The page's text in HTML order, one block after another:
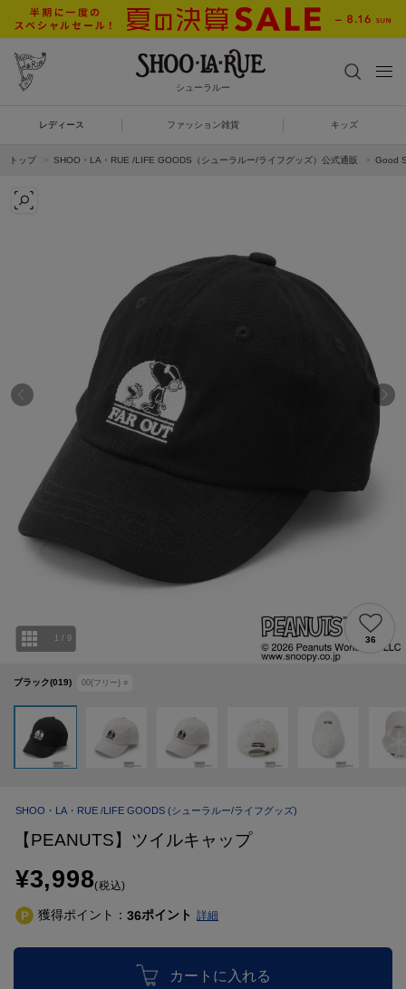
シューラルー
レディース ファッション雑貨 キッズ
トップ SHOO・LA・RUE /LIFE GOODS（シューラルー/ライフグッズ）公式通販 Good
ブラック(019) 00(フリー) ○
1 / 9 36
SHOO・LA・RUE /LIFE GOODS (シューラルー/ライフグッズ)
【PEANUTS】ツイルキャップ
¥3,998(税込)
獲得ポイント： 36ポイント 詳細
カートに入れる